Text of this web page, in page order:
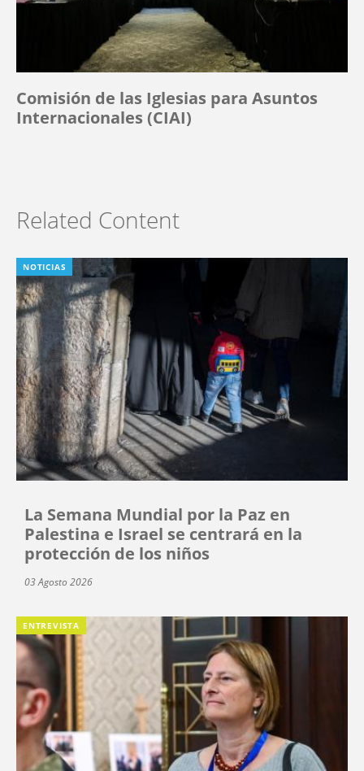
Comisión de las Iglesias para Asuntos
Internacionales (CIAI)
Related Content
NOTICIAS
La Semana Mundial por la Paz en
Palestina e Israel se centrará en la
protección de los niños
03 Agosto 2026
ENTREVISTA